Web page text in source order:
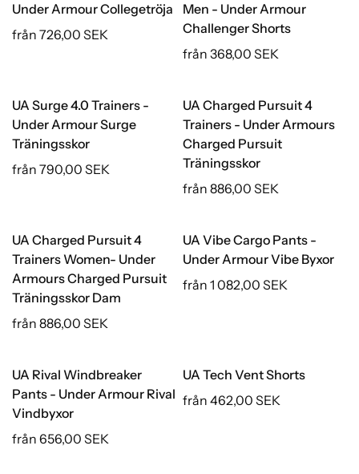
Under Armour Collegetröja
från 726,00 SEK
Men - Under Armour
Challenger Shorts
från 368,00 SEK
UA Surge 4.0 Trainers -
Under Armour Surge
Träningsskor
från 790,00 SEK
UA Charged Pursuit 4
Trainers - Under Armours
Charged Pursuit
Träningsskor
från 886,00 SEK
UA Charged Pursuit 4
Trainers Women- Under
Armours Charged Pursuit
Träningsskor Dam
från 886,00 SEK
UA Vibe Cargo Pants -
Under Armour Vibe Byxor
från 1 082,00 SEK
UA Rival Windbreaker
Pants - Under Armour Rival
Vindbyxor
från 656,00 SEK
UA Tech Vent Shorts
från 462,00 SEK